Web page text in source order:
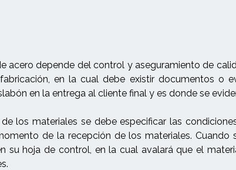
acero depende del control y aseguramiento de
en la cual debe existir documentos o
en la entrega al cliente final y es donde se
los materiales se debe especificar las
de la recepción de los materiales. Cuando
su hoja de control, en la cual avalará que el